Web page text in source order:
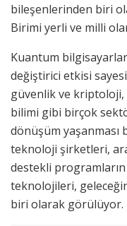
bileşenlerinden biri
Birimi yerli ve milli
Kuantum
değiştirici etkisi
güvenlik ve kriptoloji,
bilimi gibi birçok
dönüşüm yaşanması
teknoloji şirketleri,
destekli
teknolojileri,
biri olarak görülüyor.